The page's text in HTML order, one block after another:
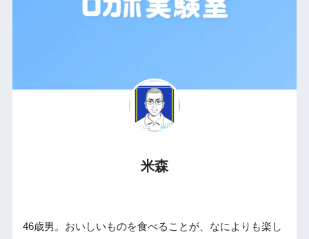
米森
46歳男。おいしいものを食べることが、なによりも楽し